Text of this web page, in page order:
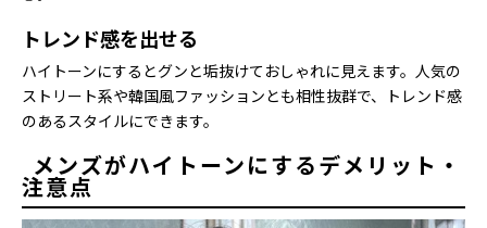
トレンド感を出せる
ハイトーンにするとグンと垢抜けておしゃれに見えます。人気の
ストリート系や韓国風ファッションとも相性抜群で、トレンド感
のあるスタイルにできます。
メンズがハイトーンにするデメリット・
注意点